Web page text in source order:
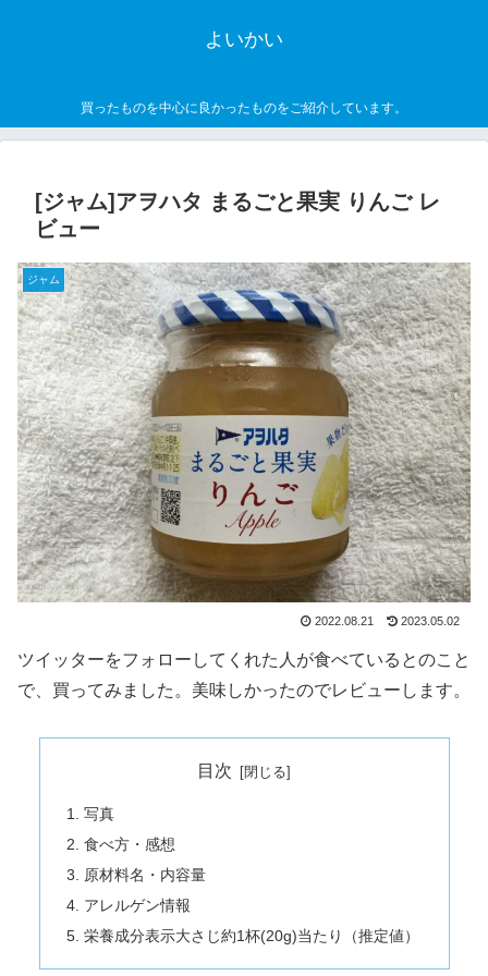
よいかい
買ったものを中心に良かったものをご紹介しています。
[ジャム]アヲハタ まるごと果実 りんご レ
ビュー
ジャム
2022.08.21 2023.05.02
ツイッターをフォローしてくれた人が食べているとのこと
で、買ってみました。美味しかったのでレビューします。
目次
写真
食べ方・感想
原材料名・内容量
アレルゲン情報
栄養成分表示大さじ約1杯(20g)当たり（推定値）